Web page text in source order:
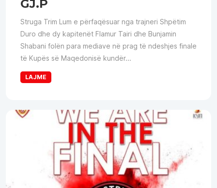
GJ.P
Struga Trim Lum e përfaqësuar nga trajneri Shpëtim
Duro dhe dy kapitenët Flamur Tairi dhe Bunjamin
Shabani folën para mediave në prag të ndeshjes finale
të Kupës së Maqedonisë kundër...
LAJME